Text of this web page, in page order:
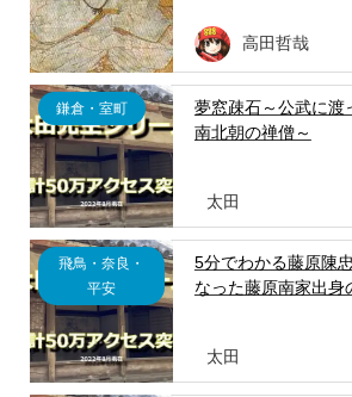
高田哲哉
鎌倉・室町
夢窓疎石～公武に渡
南北朝の禅僧～
太田
飛鳥・奈良・
平安
5分でわかる藤原陳
なった藤原南家出身
太田